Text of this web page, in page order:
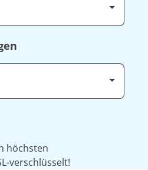
höchsten
verschlüsselt!